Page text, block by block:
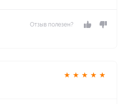
Отзыв полезен?
★ ★ ★ ★ ★